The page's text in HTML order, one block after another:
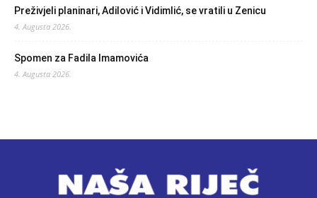
Preživjeli planinari, Adilović i Vidimlić, se vratili u Zenicu
4. Augusta 2026.
Spomen za Fadila Imamovića
4. Augusta 2026.